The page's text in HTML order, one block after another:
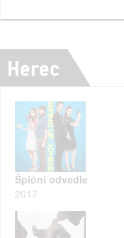
Herec
Špióni odvedle
2017